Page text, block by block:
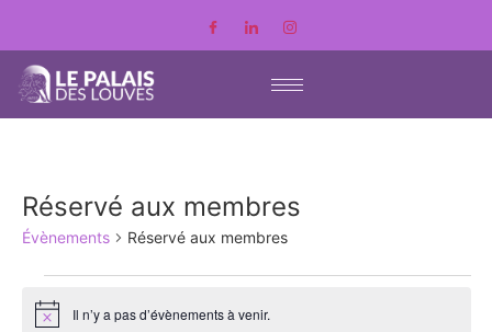
Réservé aux membres
Évènements Réservé aux membres
Notice Il n’y a pas d’évènements à venir.